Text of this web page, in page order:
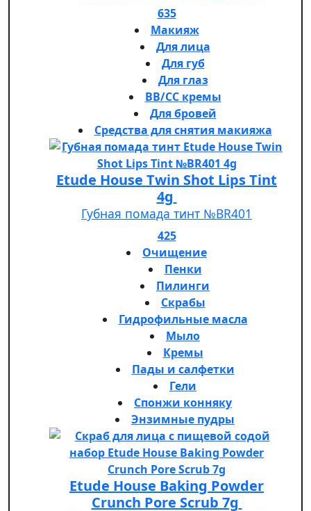
635
Макияж
Для лица
Для губ
Для глаз
BB/CC кремы
Для бровей
Средства для снятия макияжа
Etude House Twin Shot Lips Tint
4g
Губная помада тинт №BR401
425
Очищение
Пенки
Пилинги
Скрабы
Гидрофильные масла
Мыло
Кремы
Пады и салфетки
Гели
Спонжи конняку
Энзимные пудры
Etude House Baking Powder
Crunch Pore Scrub 7g